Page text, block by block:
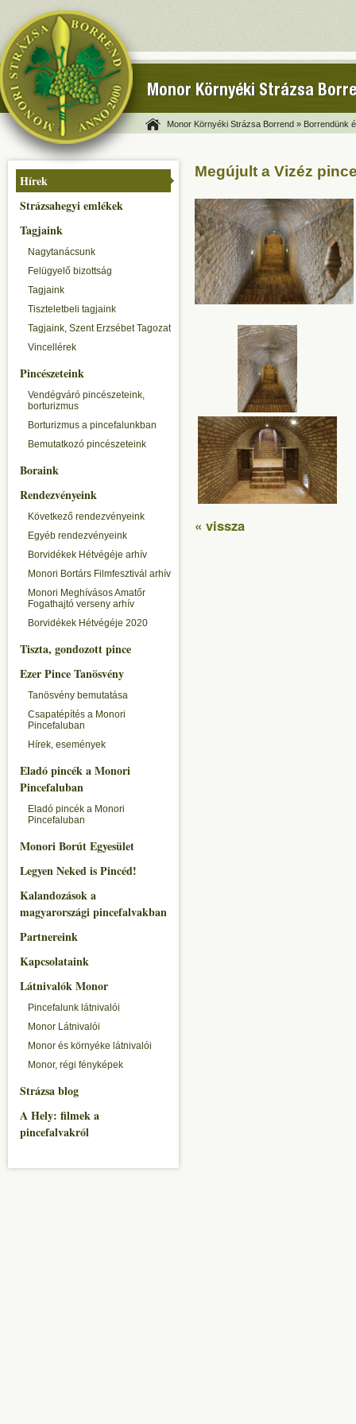
Monor Környéki Strázsa
Monor Környéki Strázsa Borrend » Borrendünk
Hírek
Strázsahegyi emlékek
Tagjaink
Nagytanácsunk
Felügyelő bizottság
Tagjaink
Tiszteletbeli tagjaink
Tagjaink, Szent Erzsébet Tagozat
Vincellérek
Pincészeteink
Vendégváró pincészeteink,
borturizmus
Borturizmus a pincefalunkban
Bemutatkozó pincészeteink
Boraink
Rendezvényeink
Következő rendezvényeink
Egyéb rendezvényeink
Borvidékek Hétvégéje arhív
Monori Bortárs Filmfesztivál arhív
Monori Meghívásos Amatőr
Fogathajtó verseny arhív
Borvidékek Hétvégéje 2020
Tiszta, gondozott pince
Ezer Pince Tanösvény
Tanösvény bemutatása
Csapatépítés a Monori
Pincefaluban
Hírek, események
Eladó pincék a Monori
Pincefaluban
Eladó pincék a Monori
Pincefaluban
Monori Borút Egyesület
Legyen Neked is Pincéd!
Kalandozások a
magyarországi pincefalvakban
Partnereink
Kapcsolataink
Látnivalók Monor
Pincefalunk látnivalói
Monor Látnivalói
Monor és környéke látnivalói
Monor, régi fényképek
Strázsa blog
A Hely: filmek a
pincefalvakról
Megújult a Vizéz
« vissza